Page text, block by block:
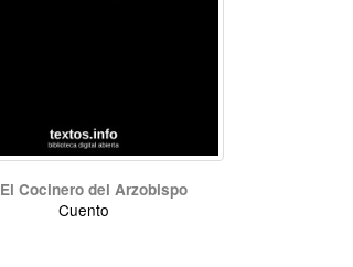
El Cocinero del Arzobispo
Cuento